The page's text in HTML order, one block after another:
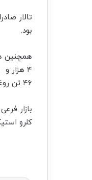
بود.
۴۶ تن روغن پایه معامله شد.
کلرو